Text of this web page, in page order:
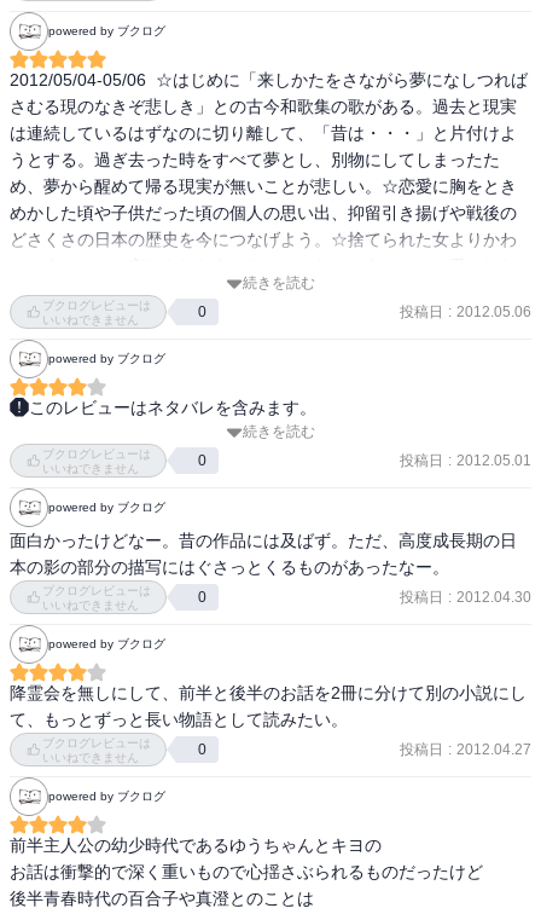
powered by ブクログ
2012/05/04-05/06  ☆はじめに「来しかたをさながら夢になしつれば
さむる現のなきぞ悲しき」との古今和歌集の歌がある。過去と現実
は連続しているはずなのに切り離して、「昔は・・・」と片付けよ
うとする。過ぎ去った時をすべて夢とし、別物にしてしまったた
め、夢から醒めて帰る現実が無いことが悲しい。☆恋愛に胸をとき
めかした頃や子供だった頃の個人の思い出、抑留引き揚げや戦後の
どさくさの日本の歴史を今につなげよう。☆捨てられた女よりかわ
かった女。☆人間の幸不幸には「さよなら」が必要だ。破滅と再
生。別れと出会い。人生の節目で大切なのは「さよなら」です。
続きを読む
ブクログレビューは
いいねできません
0 投稿日 : 2012.05.06
powered by ブクログ
このレビューはネタバレを含みます。
一気に読み終わった。面白かった。
後半の話はちょっと飛ばして後から読んだが、
結末が気になって先を急ぐ気持ちに抗えなかったためだった。
前半の話は、
戦争の悲哀や昭和の風景に満ちている。
救われないこころとは裏腹に
キヨの言葉のその明るさによって
この家族の魂が救われたような気がした。
後半の話は、
聞き覚えのあるような三角関係の話。
まるで「秒速3センチメートル」のような結末。
そしてエピローグ。
まさに、和風怪談ファンタジー。
ごちそうさまでした。
おいしゅうございました。
続きを読む
ブクログレビューは
いいねできません
0 投稿日 : 2012.05.01
powered by ブクログ
面白かったけどなー。昔の作品には及ばず。ただ、高度成長期の日
本の影の部分の描写にはぐさっとくるものがあったなー。
ブクログレビューは
いいねできません
0 投稿日 : 2012.04.30
powered by ブクログ
降霊会を無しにして、前半と後半のお話を2冊に分けて別の小説にし
て、もっとずっと長い物語として読みたい。
ブクログレビューは
いいねできません
0 投稿日 : 2012.04.27
powered by ブクログ
前半主人公の幼少時代であるゆうちゃんとキヨの
お話は衝撃的で深く重いもので心揺さぶられるものだったけど
後半青春時代の百合子や真澄とのことは